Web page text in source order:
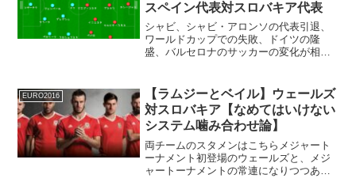
スペイン代表対スロバキア代表
シャビ、シャビ・アロンソの代表引退、
ワールドカップでの失敗、ドイツの隆
盛、バルセロナのサッカーの変化が相ま
をもたらした。ワールドカップ制覇以
来、スペイン国内で行われる代...
EURO2016
【ラムジーとベイル】ウェールズ
対スロバキア【なめてはいけない
システム噛み合わせ論】
両チームのスタメンはこちらメジャート
ーナメント初登場のウェールズと、メジ
ャートーナメントの常連になりつつある